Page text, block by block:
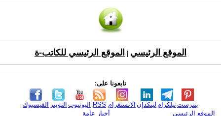
الموقع الرئيسي الموقع الرئيسي للكاتب-ة
تابعونا على:
الفيسبوك التويتر اليوتيوب RSS الانستغرام لينكدإن تيلكرامبنترست
الموقع الرئيسي
أخبار عامة